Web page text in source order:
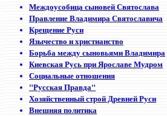
Междоусобица сыновей Святослава
Правление Владимира Святославича
Крещение Руси
Язычество и христианство
Борьба между сыновьями Владимира
Киевская Русь при Ярославе Мудром
Социальные отношения
"Русская Правда"
Хозяйственный строй Древней Руси
Внешняя политика